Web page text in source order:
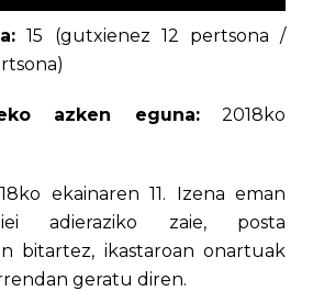
15 (gutxienez 12 pertsona /
azken eguna:2018ko
ekainaren 11. Izena eman
adieraziko zaie, posta
bitartez, ikastaroan onartuak
geratu diren.